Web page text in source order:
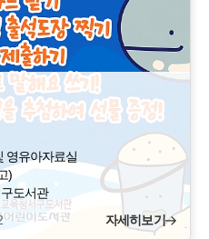
영유아자료실
)
도서관
자세히보기